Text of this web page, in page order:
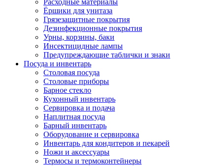
Расходные материалы
Ёршики для унитаза
Грязезащитные покрытия
Дезинфекционные покрытия
Урны, корзины, баки
Инсектицидные лампы
Предупреждающие таблички и знаки
Посуда и инвентарь
Столовая посуда
Столовые приборы
Барное стекло
Кухонный инвентарь
Сервировка и подача
Наплитная посуда
Барный инвентарь
Оборудование и сервировка
Инвентарь для кондитеров и пекарей
Ножи и аксессуары
Термосы и термоконтейнеры